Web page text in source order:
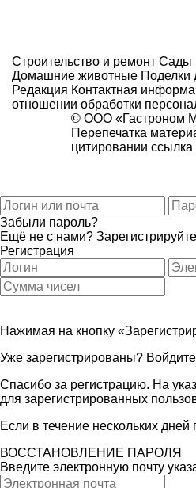
Строительство и ремонт Сады
Домашние животные Поделки
Редакция Контактная
отношении обработки
© ООО «Гастроном
Перепечатка
цитировании ссылка
Забыли пароль?
Ещё не с нами?
Регистрация
Нажимая на кнопку
Уже зарегистрированы? Войдите
Спасибо за регистрацию. На
для зарегистрированных
Если в течение нескольких
ВОССТАНОВЛЕНИЕ ПАРОЛЯ
Введите электронную почту